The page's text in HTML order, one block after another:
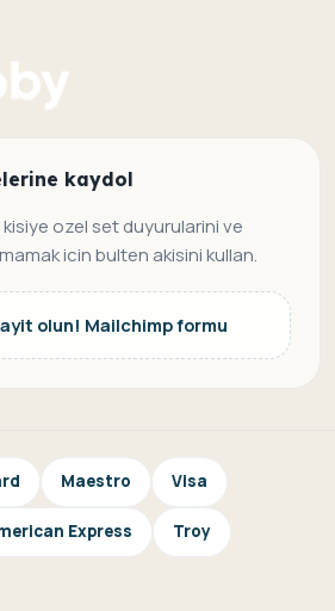
kaydol
ozel set duyurularini ve
icin bulten akisini kullan.
olun! Mailchimp formu
Maestro Visa
Express Troy